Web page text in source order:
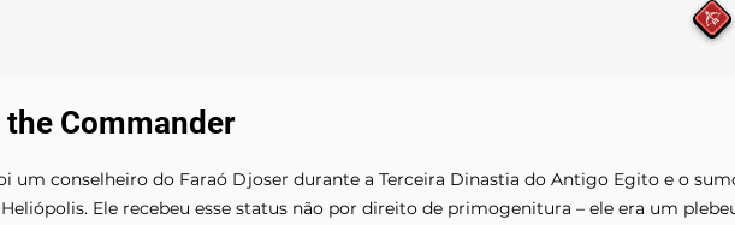
Commander
um conselheiro do Faraó Djoser durante a Terceira Dinastia do Antigo Egito e o
Ele recebeu esse status não por direito de primogenitura – ele era um